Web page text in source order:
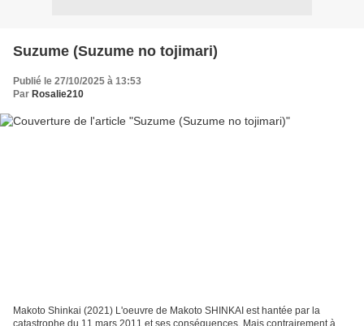
Suzume (Suzume no tojimari)
Publié le 27/10/2025 à 13:53
Par Rosalie210
Makoto Shinkai (2021) L'oeuvre de Makoto SHINKAI est hantée par la
catastrophe du 11 mars 2011 et ses conséquences. Mais contrairement à